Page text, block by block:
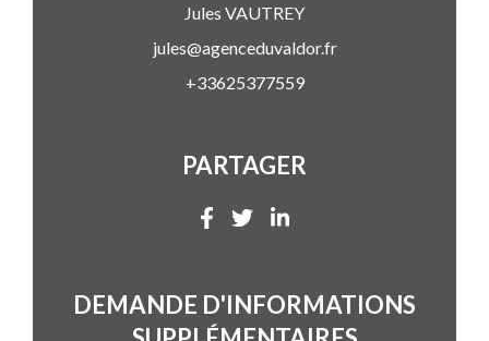
Jules VAUTREY
jules@agenceduvaldor.fr
+33625377559
PARTAGER
DEMANDE D'INFORMATIONS